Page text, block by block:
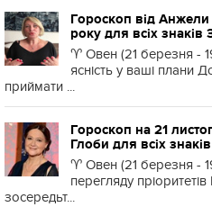
Гороскоп від
року для всіх знаків
♈️ Овен (21 березня -
ясність у ваші плани
приймати ...
Гороскоп на 21
Глоби для всіх
♈️ Овен (21 березня -
перегляду
зосередьт...